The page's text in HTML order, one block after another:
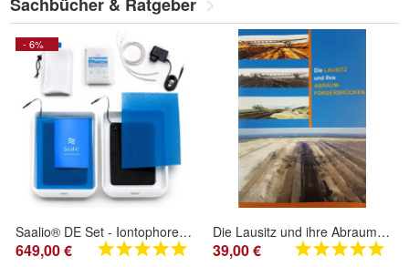
- 6%
Saalio® DE Set - Iontophorese gegen Schwitzen an Händen und Füßen
649,00 €
Die Lausitz und ihre Abraumförderbrücken 1. Auflage
39,00 €